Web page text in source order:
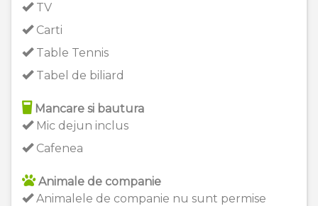
TV
Carti
Table Tennis
Tabel de biliard
Mancare si bautura
Mic dejun inclus
Cafenea
Animale de companie
Animalele de companie nu sunt permise